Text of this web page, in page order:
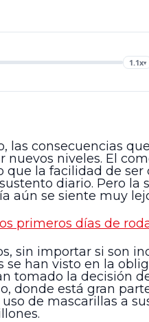
1.1x▾
consecuencias
niveles. El
la facilidad de
diario. Pero
aún se siente muy
primeros días de
sin importar si son
han visto en la
tomado la decisión
donde está gran
de mascarillas a